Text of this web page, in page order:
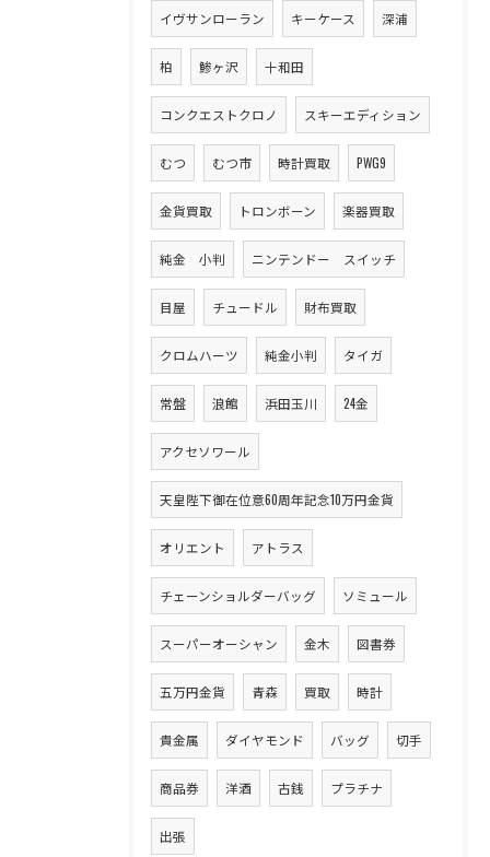
イヴサンローラン キーケース 深浦
柏 鯵ヶ沢 十和田
コンクエストクロノ スキーエディション
むつ むつ市 時計買取 PWG9
金貨買取 トロンボーン 楽器買取
純金 小判 ニンテンドー スイッチ
目屋 チュードル 財布買取
クロムハーツ 純金小判 タイガ
常盤 浪館 浜田玉川 24金
アクセソワール
天皇陛下御在位意60周年記念10万円金貨
オリエント アトラス
チェーンショルダーバッグ ソミュール
スーパーオーシャン 金木 図書券
五万円金貨 青森 買取 時計
貴金属 ダイヤモンド バッグ 切手
商品券 洋酒 古銭 プラチナ
出張